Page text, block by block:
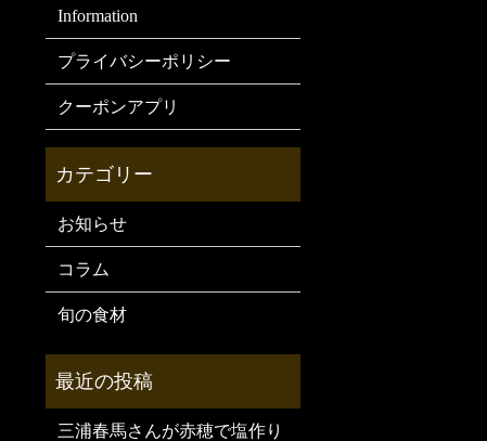
Information
プライバシーポリシー
クーポンアプリ
お知らせ
コラム
旬の食材
三浦春馬さんが赤穂で塩作り